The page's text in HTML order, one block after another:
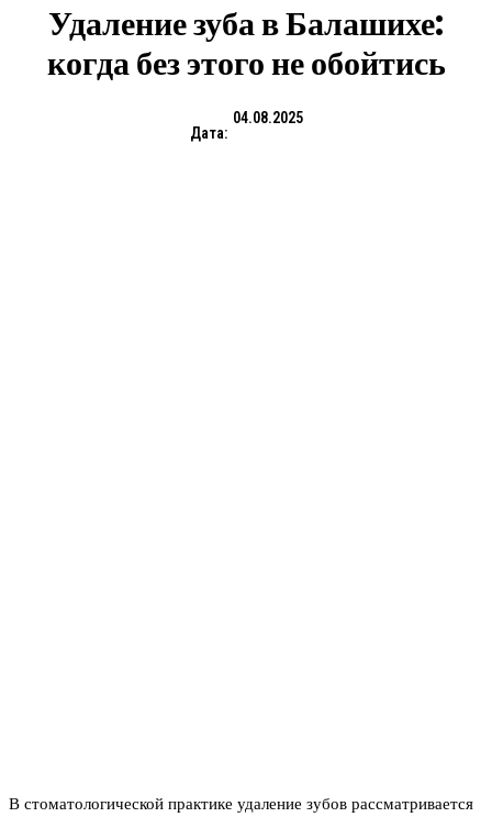
Удаление зуба в Балашихе:
когда без этого не обойтись
Дата:
04.08.2025
В стоматологической практике удаление зубов рассматривается